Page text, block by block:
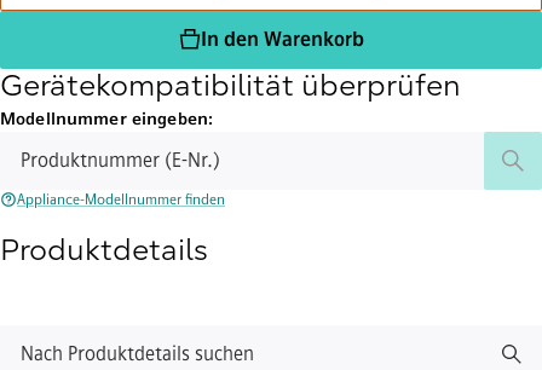
In den Warenkorb
Gerätekompatibilität überprüfen
Modellnummer eingeben:
Produktnummer (E-Nr.)
Appliance-Modellnummer finden
Produktdetails
Nach Produktdetails suchen